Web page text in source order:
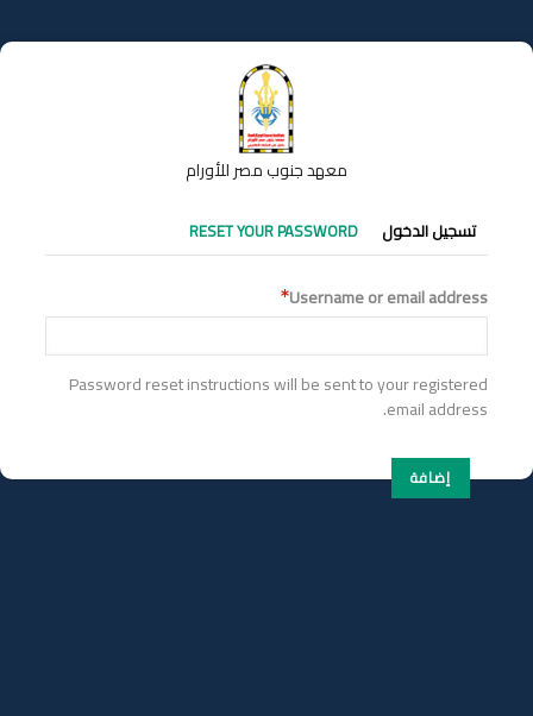
إلى
المحتوى
معهد جنوب مصر للأورام
التبويبات
الأساسية
تسجيل الدخول RESET YOUR PASSWORD
Username or email address
Password reset instructions will be sent to your registered
email address.